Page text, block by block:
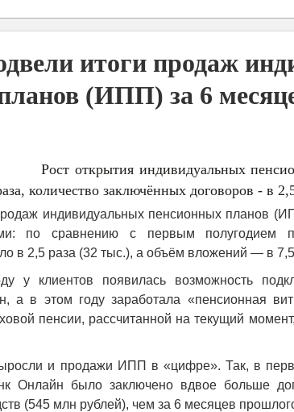
итоги продаж
(ИПП) за 6
Рост открытия индивидуальных
количество заключённых договоров - в
индивидуальных пенсионных планов
по сравнению с первым полугодием
в 2,5 раза (32 тыс.), а объём вложений — в
у клиентов появилась возможность
а в этом году заработала «пенсионная
пенсии, рассчитанной на текущий
и продажи ИПП в «цифре». Так, в
Онлайн было заключено вдвое больше
(545 млн рублей), чем за 6 месяцев